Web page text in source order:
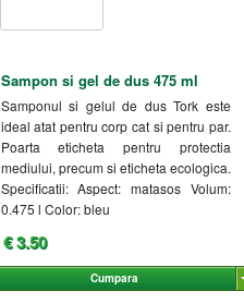
Sampon si gel de dus 475 ml
Samponul si gelul de dus Tork este
ideal atat pentru corp cat si pentru par.
Poarta eticheta pentru protectia
mediului, precum si eticheta ecologica.
Specificatii: Aspect: matasos Volum:
0.475 l Color: bleu
€ 3.50
Cumpara